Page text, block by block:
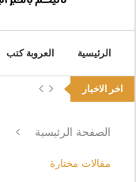
الرئيسية العروبة كتب
اخر الاخبار
الصفحة الرئيسية
مقالات مختارة